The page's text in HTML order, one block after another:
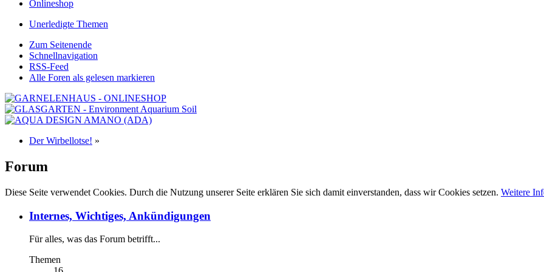
Onlineshop
Unerledigte Themen
Zum Seitenende
Schnellnavigation
RSS-Feed
Alle Foren als gelesen markieren
Der Wirbellotse! »
Forum
Diese Seite verwendet Cookies. Durch die Nutzung unserer Seite erklären Sie sich damit einverstanden, dass wir Cookies setzen. Weitere
Internes, Wichtiges, Ankündigungen
Für alles, was das Forum betrifft...
Themen